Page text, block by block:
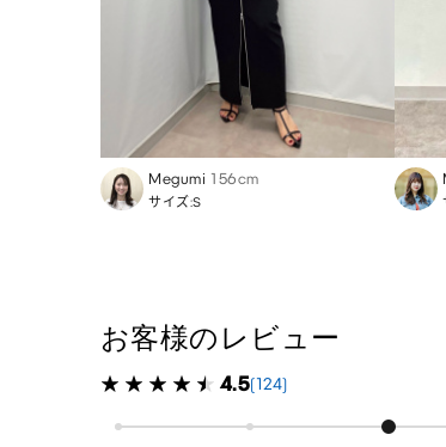
Megumi 156cm
サイズ:S
お客様のレビュー
4.5(124)